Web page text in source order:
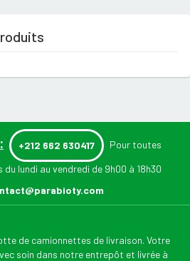
+212 662 630417 Pour toutes
lundi au vendredi de 9h00 à 18h30
de camionnettes de livraison. Votre
soin dans notre entrepôt et livrée à